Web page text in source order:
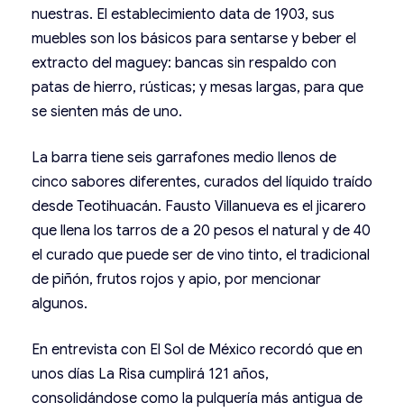
nuestras. El establecimiento data de 1903, sus
muebles son los básicos para sentarse y beber el
extracto del maguey: bancas sin respaldo con
patas de hierro, rústicas; y mesas largas, para que
se sienten más de uno.
La barra tiene seis garrafones medio llenos de
cinco sabores diferentes, curados del líquido traído
desde Teotihuacán. Fausto Villanueva es el jicarero
que llena los tarros de a 20 pesos el natural y de 40
el curado que puede ser de vino tinto, el tradicional
de piñón, frutos rojos y apio, por mencionar
algunos.
En entrevista con El Sol de México recordó que en
unos días La Risa cumplirá 121 años,
consolidándose como la pulquería más antigua de